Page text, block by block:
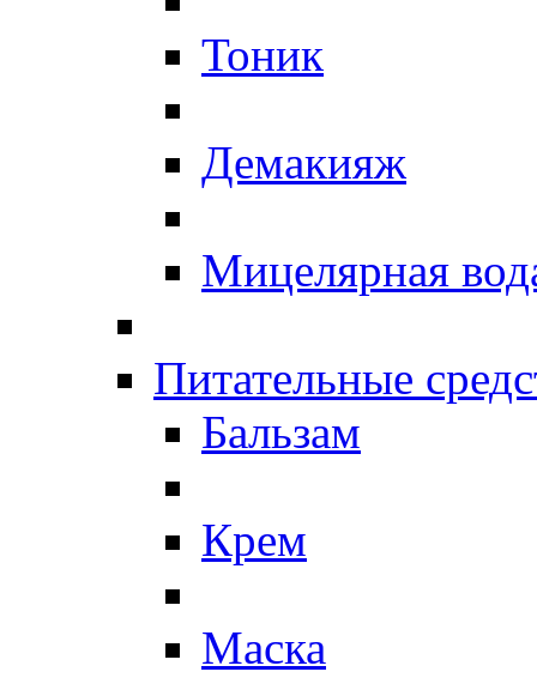
Тоник
Демакияж
Мицелярная
Питательные
Бальзам
Крем
Маска